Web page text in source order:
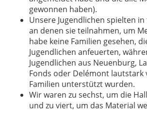
gewonnen haben).
Unsere Jugendlichen spielten
an denen sie teilnahmen, um
habe keine Familien gesehen,
Jugendlichen anfeuerten,
Jugendlichen aus Neuenburg,
Fonds oder Delémont lautstark
Familien unterstützt wurden.
Wir waren zu sechst, um die
und zu viert, um das Material